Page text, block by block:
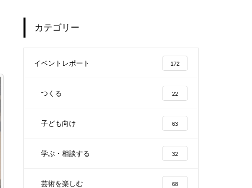
カテゴリー
イベントレポート 172
つくる 22
子ども向け 63
学ぶ・相談する 32
芸術を楽しむ 68